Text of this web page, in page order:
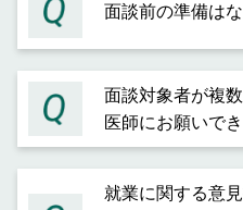
面談前の準備は
面談対象者が複
医師にお願いで
就業に関する意